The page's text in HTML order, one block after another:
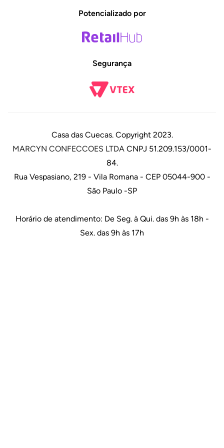
Potencializado por
Segurança
Casa das Cuecas. Copyright 2023.
MARCYN CONFECCOES LTDA CNPJ 51.209.153/0001-
84.
Rua Vespasiano, 219 - Vila Romana - CEP 05044-900 -
São Paulo -SP
Horário de atendimento: De Seg. à Qui. das 9h às 18h -
Sex. das 9h às 17h